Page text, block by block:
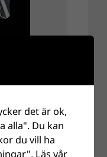
det är ok,
alla". Du kan
du vill ha
Läs vår